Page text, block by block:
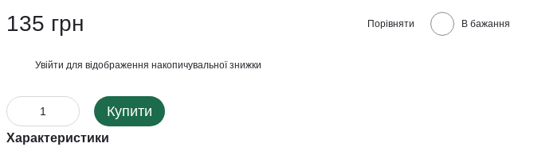
135 грн Порівняти В бажання
Увійти для відображення накопичувальної знижки
Купити
Характеристики